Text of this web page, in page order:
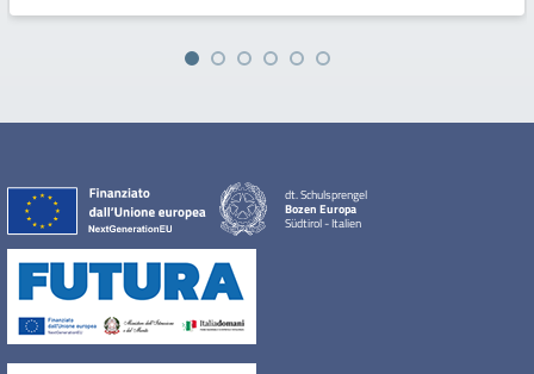
dt. Schulsprengel
Bozen Europa
Südtirol - Italien